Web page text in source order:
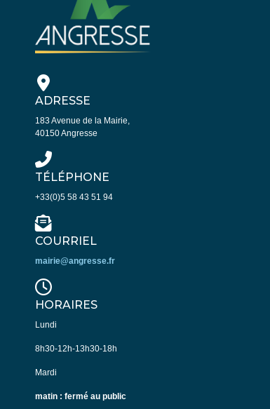
ADRESSE
183 Avenue de la Mairie,
40150 Angresse
TÉLÉPHONE
+33(0)5 58 43 51 94
COURRIEL
mairie@angresse.fr
HORAIRES
Lundi
8h30-12h-13h30-18h
Mardi
matin : fermé au public